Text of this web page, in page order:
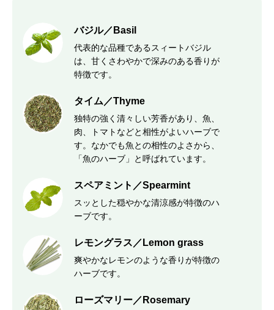
バジル／Basil
代表的な品種であるスィートバジル
は、甘くさわやかで深みのある香りが
特徴です。
タイム／Thyme
独特の強く清々しい芳香があり、魚、
肉、トマトなどと相性がよいハーブで
す。なかでも魚との相性のよさから、
「魚のハーブ」と呼ばれています。
スペアミント／Spearmint
スッとした穏やかな清涼感が特徴のハ
ーブです。
レモングラス／Lemon grass
爽やかなレモンのような香りが特徴の
ハーブです。
ローズマリー／Rosemary